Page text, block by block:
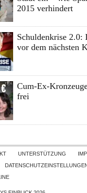
2015 verhindert
Schuldenkrise 2.0:
vor dem nächsten
Cum-Ex-
frei
Skip to
UNTERSTÜTZUNG
DATENSCHUTZEINSTELLUNGEN